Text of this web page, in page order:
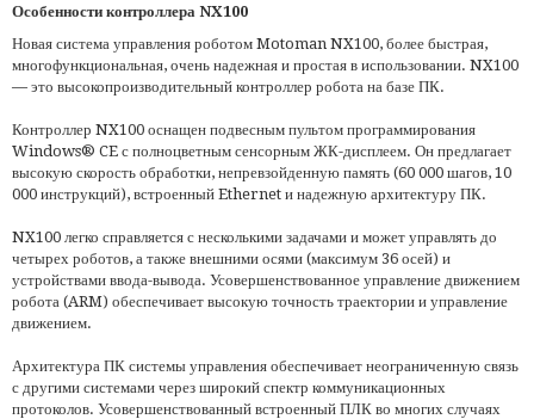
Особенности контроллера NX100
Новая система управления роботом Motoman NX100, более быстрая,
многофункциональная, очень надежная и простая в использовании. NX100
— это высокопроизводительный контроллер робота на базе ПК.
Контроллер NX100 оснащен подвесным пультом программирования
Windows® CE с полноцветным сенсорным ЖК-дисплеем. Он предлагает
высокую скорость обработки, непревзойденную память (60 000 шагов, 10
000 инструкций), встроенный Ethernet и надежную архитектуру ПК.
NX100 легко справляется с несколькими задачами и может управлять до
четырех роботов, а также внешними осями (максимум 36 осей) и
устройствами ввода-вывода. Усовершенствованное управление движением
робота (ARM) обеспечивает высокую точность траектории и управление
движением.
Архитектура ПК системы управления обеспечивает неограниченную связь
с другими системами через широкий спектр коммуникационных
протоколов. Усовершенствованный встроенный ПЛК во многих случаях